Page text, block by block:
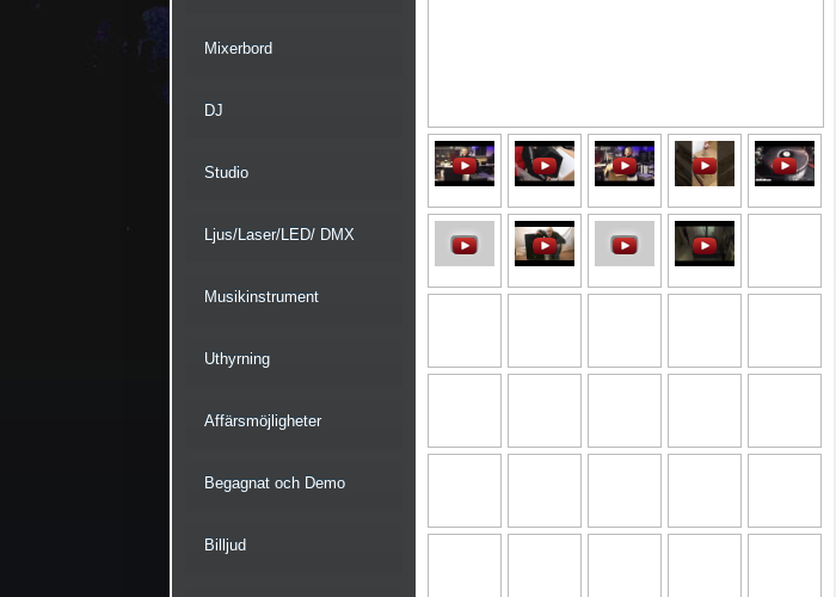
Mixerbord
DJ
Studio
Ljus/Laser/LED/ DMX
Musikinstrument
Uthyrning
Affärsmöjligheter
Begagnat och Demo
Billjud